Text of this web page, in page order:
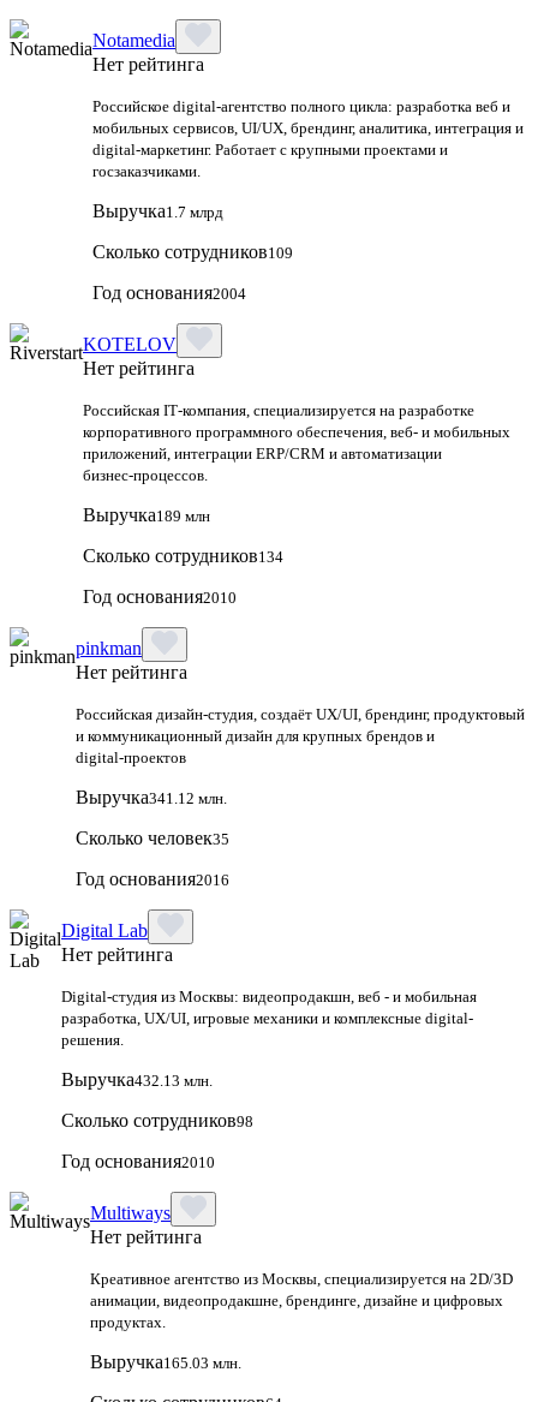
Notamedia
Нет рейтинга
Российское digital-агентство полного цикла: разработка веб и
мобильных сервисов, UI/UX, брендинг, аналитика, интеграция и
digital-маркетинг. Работает с крупными проектами и
госзаказчиками.
Выручка1.7 млрд
Сколько сотрудников109
Год основания2004
KOTELOV
Нет рейтинга
Российская IT‑компания, специализируется на разработке
корпоративного программного обеспечения, веб‑ и мобильных
приложений, интеграции ERP/CRM и автоматизации
бизнес‑процессов.
Выручка189 млн
Сколько сотрудников134
Год основания2010
pinkman
Нет рейтинга
Российская дизайн‑студия, создаёт UX/UI, брендинг, продуктовый
и коммуникационный дизайн для крупных брендов и
digital‑проектов
Выручка341.12 млн.
Сколько человек35
Год основания2016
Digital Lab
Нет рейтинга
Digital-студия из Москвы: видеопродакшн, веб - и мобильная
разработка, UX/UI, игровые механики и комплексные digital-
решения.
Выручка432.13 млн.
Сколько сотрудников98
Год основания2010
Multiways
Нет рейтинга
Креативное агентство из Москвы, специализируется на 2D/3D
анимации, видеопродакшне, брендинге, дизайне и цифровых
продуктах.
Выручка165.03 млн.